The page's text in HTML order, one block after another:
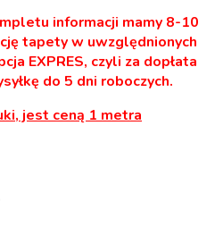
informacji mamy 8-10
tapety w uwzględnionych
EXPRES, czyli za dopłata
do 5 dni roboczych.
jest ceną 1 metra